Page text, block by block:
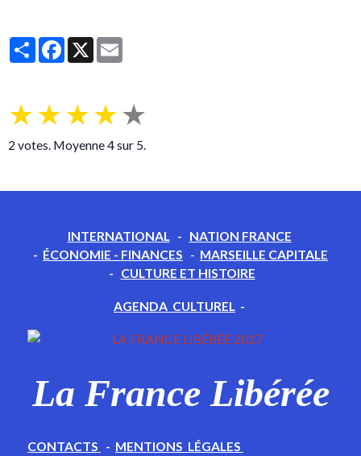
PartagerFacebook
X
★★★★★
2 votes. Moyenne4sur 5.
INTERNATIONAL- NATION FRANCE
- ÉCONOMIE - FINANCES - MARSEILLE CAPITALE
- CULTURE ET HISTOIRE
AGENDA CULTUREL -
La France Libérée
CONTACTS - MENTIONS LÉGALES